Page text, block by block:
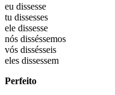
eu dissesse
tu dissesses
ele dissesse
nós disséssemos
vós dissésseis
eles dissessem
Perfeito